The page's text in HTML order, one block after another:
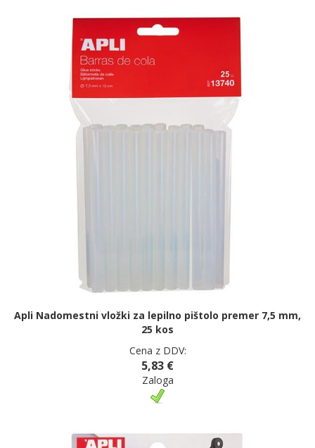
Apli Nadomestni vložki za lepilno pištolo premer 7,5 mm,
25 kos
Cena z DDV:
5,83 €
Zaloga